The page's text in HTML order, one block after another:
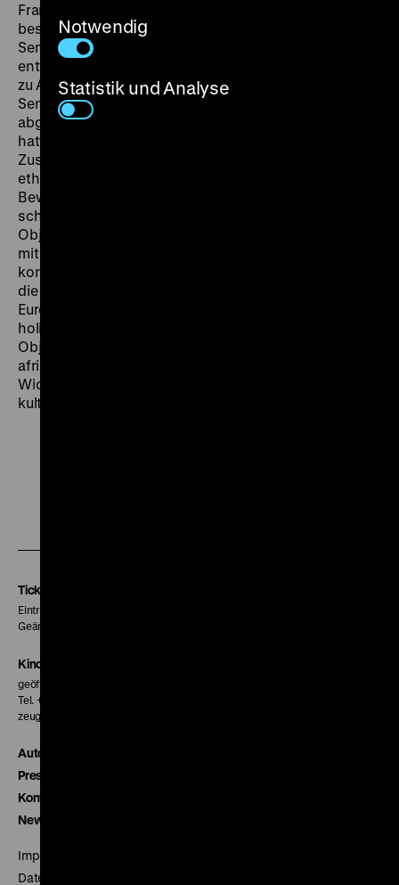
Frankreich doch nur „das schwarze Mädchen“ bleibt,
beschließt sie sich zu widersetzen. Ousmane
Sembène, der als Vater des afrikanischen Kinos gilt,
entwickelt seine Parabel vom Verhältnis der Europäer
zu Afrika um eine Holzmaske herum, die die
Senegalesin einst einem Jungen in ihrem Dorf
abgekauft und ihren neuen Arbeitgebern geschenkt
hatte. Les statues meurent aussi entstand 1953 in
Zusammenarbeit mit einigen der größten
ethnographischen Museen Europas. In langsamer
Bewegung präsentiert die Kamera vor einfachem
schwarzweißem Hintergrund berühmte kultische
Objekte aus Westafrika. Bilder, die im Laufe des Films
mit der lebendigen Kultur der Herkunftsländer
kontrastiert werden. Les statues meurent aussi stellt
die Funktionen, die kulturellen Objekte in Afrika und
Europa beigelegt werden, gegenüber und betont die
holistische Philosophie, die der Schöpfung materieller
Objekte in Afrika zugrunde liegt. Die Begegnungen der
afrikanischen und europäischen Kulturen rufen
Widerstände hervor, begründen aber auch neue
kulturelle Ausdrucksformen. (fbs)
Tickets
Eintritt 5 €
Geänderte Preise sind im Programm vermerkt.
Kinokasse
geöffnet 30 Minuten vor Beginn der ersten Vorstellung
Tel. + 49 30 20304-770
zeughauskino@dhm.de
Autor*innen
Presse
Kontakt
Newsletter
Impressum
Datenschutz
Notwendig
Statistik und Analyse